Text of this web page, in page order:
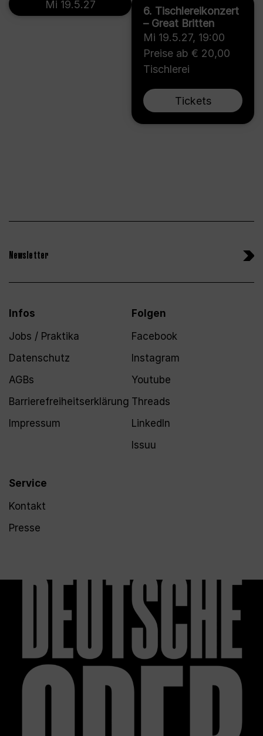
6. Tischlereikonzert
– Great Britten
Mi 19.5.27, 19:00
Preise ab € 20,00
Tischlerei
Tickets
Mi 19.5.27
Newsletter
Infos
Jobs / Praktika
Datenschutz
AGBs
Barrierefreiheitserklärung
Impressum
Service
Kontakt
Presse
Folgen
Facebook
Instagram
Youtube
Threads
LinkedIn
Issuu